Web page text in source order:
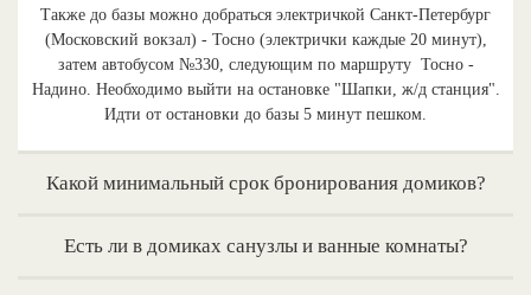
Также до базы можно добраться электричкой Санкт-Петербург
(Московский вокзал) - Тосно (электрички каждые 20 минут),
затем автобусом №330, следующим по маршруту Тосно -
Надино. Необходимо выйти на остановке "Шапки, ж/д станция".
Идти от остановки до базы 5 минут пешком.
Какой минимальный срок бронирования домиков?
Есть ли в домиках санузлы и ванные комнаты?